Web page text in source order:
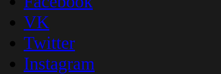
VK
Twitter
Instagram